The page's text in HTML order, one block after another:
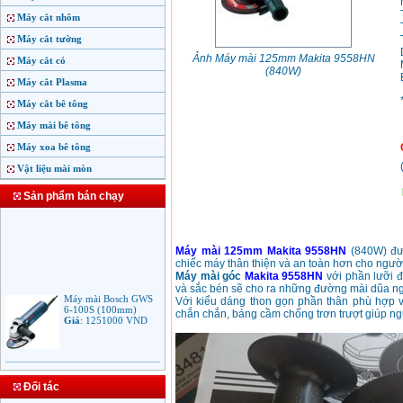
Máy cắt nhôm
Máy cắt tường
Máy cắt cỏ
Máy cắt Plasma
Máy cắt bê tông
Máy mài bê tông
Máy xoa bê tông
Vật liệu mài mòn
Sản phẩm bán chạy
6-100S (100mm)
Giá:1251000VND
Máy mài Makita
9553B (100mm)
Giá:1285000VND
Đối tác
Ảnh Máy mài 125mm Makita 9558HN
(840W)
(
Máy mài125mm Makita 9558HN (840W)
chiếc máy thân thiện và an toàn hơn cho
Máy mài góc Makita 9558HN với phần lưỡi
và sắc bén sẽ cho ra những đường mài dũa
Với kiểu dáng thon gọn phần thân phù hợp
chắn chắn, báng cầm chống trơn trượt giúp